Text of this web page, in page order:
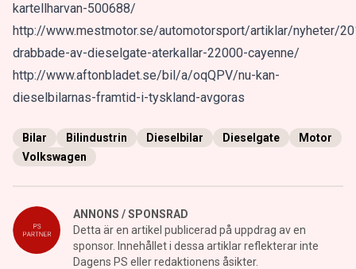
kartellharvan-500688/
http://www.mestmotor.se/automotorsport/artiklar/nyheter/
drabbade-av-dieselgate-aterkallar-22000-cayenne/
http://www.aftonbladet.se/bil/a/oqQPV/nu-kan-
dieselbilarnas-framtid-i-tyskland-avgoras
Bilar Bilindustrin Dieselbilar Dieselgate
Motor
Volkswagen
ANNONS / SPONSRAD
Detta är en artikel publicerad på uppdrag av en
sponsor. Innehållet i dessa artiklar reflekterar inte
Dagens PS eller redaktionens åsikter.